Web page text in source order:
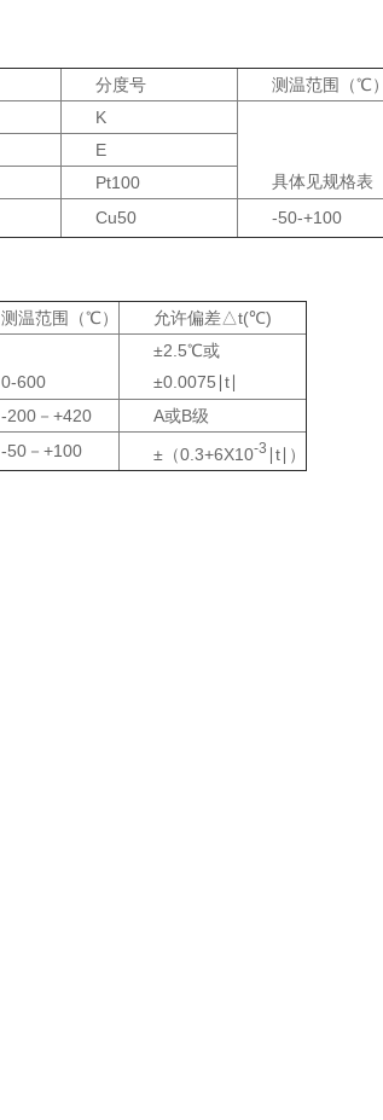
分度号 测温范围（℃）
K
具体见规格表
E
Pt100
Cu50 -50-+100
测温范围（℃）
允许偏差△t(℃)
0-600
±2.5℃或
±0.0075∣t∣
-200－+420
A或B级
-50－+100 ±（0.3+6X10-3 ∣t∣）